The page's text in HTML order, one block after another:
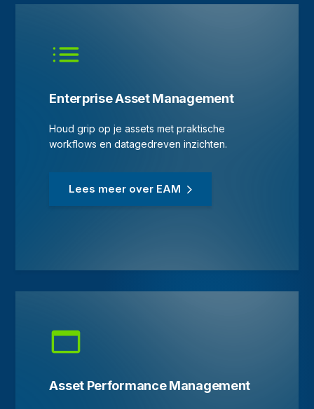
Enterprise Asset Management
Houd grip op je assets met praktische
workflows en datagedreven inzichten.
Lees meer over EAM
Asset Performance Management